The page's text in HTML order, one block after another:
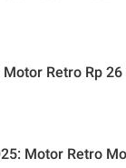
Motor Retro Rp
Motor Retro